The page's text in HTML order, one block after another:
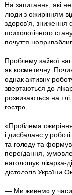
На запитання, які
люди з ожирінням
здоров’я, зниження
психологічного
почуття
Проблему зайвої
як косметичну.
однак активну
звертаються до
розвиваються на
гостро.
«Проблема
і дисбаланс у
та голоду та
переїдання,
наголошує лікарка-
дієтологів України
— Ми живемо у часи,